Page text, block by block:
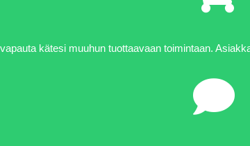
kätesi muuhun tuottaavaan toimintaan.